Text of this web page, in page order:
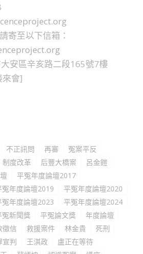
寄至以下信箱：
安區辛亥路二段165號7樓
會]
不正訊問 再審
冤案平反
制度改革 后豐大橋案
呂金鎧
平冤年度論壇2017
冤年度論壇2019
平冤年度論壇2020
冤年度論壇2023
平冤年度論壇2024
冤新聞獎 平冤論文獎
年度論壇
徵信 救援案件 林金貴
死刑
宣判 王淇政
盧正在等待